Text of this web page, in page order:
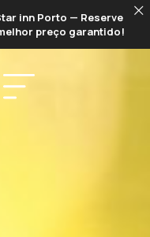
inn Porto — Reserve
preço garantido!